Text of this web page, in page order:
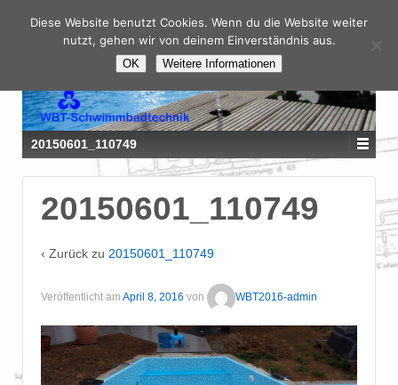
20150601_110749
20150601_110749
‹ Zurück zu 20150601_110749
Veröffentlicht am April 8, 2016 von WBT2016-admin
Diese Website benutzt Cookies. Wenn du die Website weiter
nutzt, gehen wir von deinem Einverständnis aus.
OK Weitere Informationen